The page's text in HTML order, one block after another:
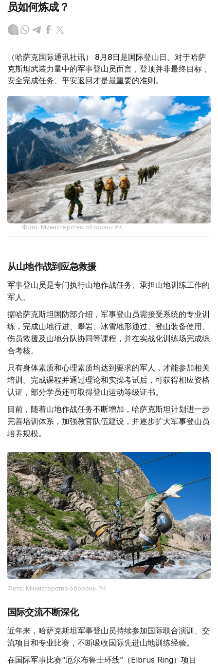
员如何炼成？
（哈萨克国际通讯社讯） 8月8日是国际登山日。对于哈萨
克斯坦武装力量中的军事登山员而言，登顶并非最终目标，
安全完成任务、平安返回才是最重要的准则。
Фото: Министерство обороны РК
从山地作战到应急救援
军事登山员是专门执行山地作战任务、承担山地训练工作的
军人。
据哈萨克斯坦国防部介绍，军事登山员需接受系统的专业训
练，完成山地行进、攀岩、冰雪地形通过、登山装备使用、
伤员救援及山地分队协同等课程，并在实战化训练场完成综
合考核。
只有身体素质和心理素质均达到要求的军人，才能参加相关
培训。完成课程并通过理论和实操考试后，可获得相应资格
认证，部分学员还可取得登山运动等级证书。
目前，随着山地作战任务不断增加，哈萨克斯坦计划进一步
完善培训体系，加强教官队伍建设，并逐步扩大军事登山员
培养规模。
Фото: Министерство обороны РК
国际交流不断深化
近年来，哈萨克斯坦军事登山员持续参加国际联合演训、交
流项目和专业比赛，不断吸收国际先进山地训练经验。
在国际军事比赛“厄尔布鲁士环线”（Elbrus Ring）项目